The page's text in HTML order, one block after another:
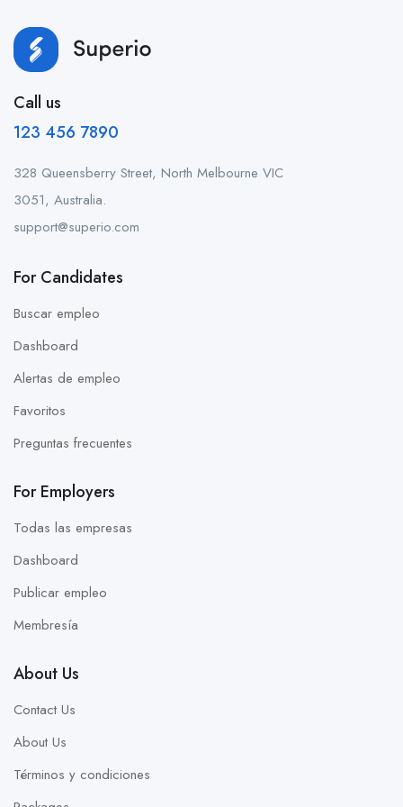
Call us
123 456 7890
328 Queensberry Street, North Melbourne VIC
3051, Australia.
support@superio.com
For Candidates
Buscar empleo
Dashboard
Alertas de empleo
Favoritos
Preguntas frecuentes
For Employers
Todas las empresas
Dashboard
Publicar empleo
Membresía
About Us
Contact Us
About Us
Términos y condiciones